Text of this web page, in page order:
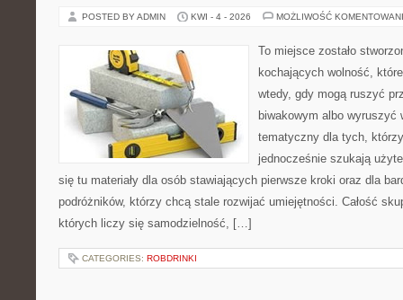
POSTED BY ADMIN KWI - 4 - 2026 MOŻLIWOŚĆ
To miejsce zostało
kochających wolność,
wtedy, gdy mogą ruszyć
biwakowym albo wyruszyć
tematyczny dla tych,
jednocześnie szukają
się tu materiały dla osób stawiających pierwsze kroki oraz dla
podróżników, którzy chcą stale rozwijać umiejętności. Całość
których liczy się samodzielność, […]
CATEGORIES: ROBDRINKI